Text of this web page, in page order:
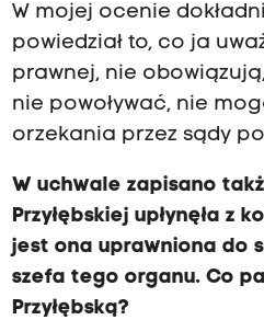
W mojej ocenie
powiedział to, co ja
prawnej, nie
nie powoływać, nie
orzekania przez sądy
W uchwale zapisano
Przyłębskiej upłynęła z
jest ona uprawniona do
szefa tego organu. Co
Przyłębską?